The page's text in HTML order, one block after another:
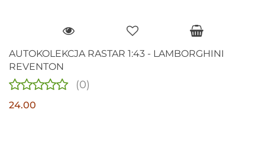
AUTOKOLEKCJA RASTAR 1:43 - LAMBORGHINI
REVENTON
(0)
24.00